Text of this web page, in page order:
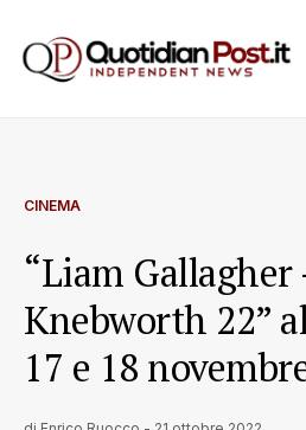
CINEMA
“Liam Gallagher
Knebworth 22”
17 e 18